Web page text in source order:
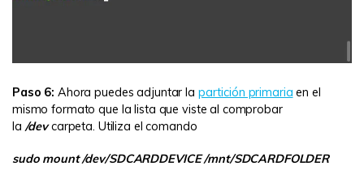
Paso 6: Ahora puedes adjuntar la partición primaria en el
mismo formato que la lista que viste al comprobar
la /dev carpeta. Utiliza el comando
sudo mount /dev/SDCARDDEVICE /mnt/SDCARDFOLDER